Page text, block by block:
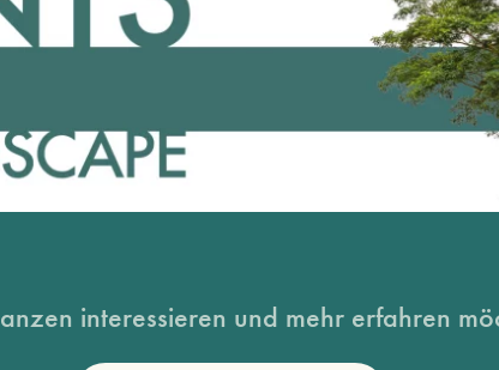
interessieren und mehr erfahren